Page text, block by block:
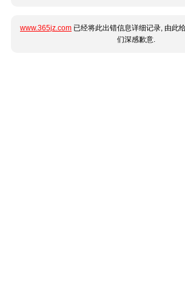
www.365jz.com 已经将此出错信息详细记录, 由此
们深感歉意.